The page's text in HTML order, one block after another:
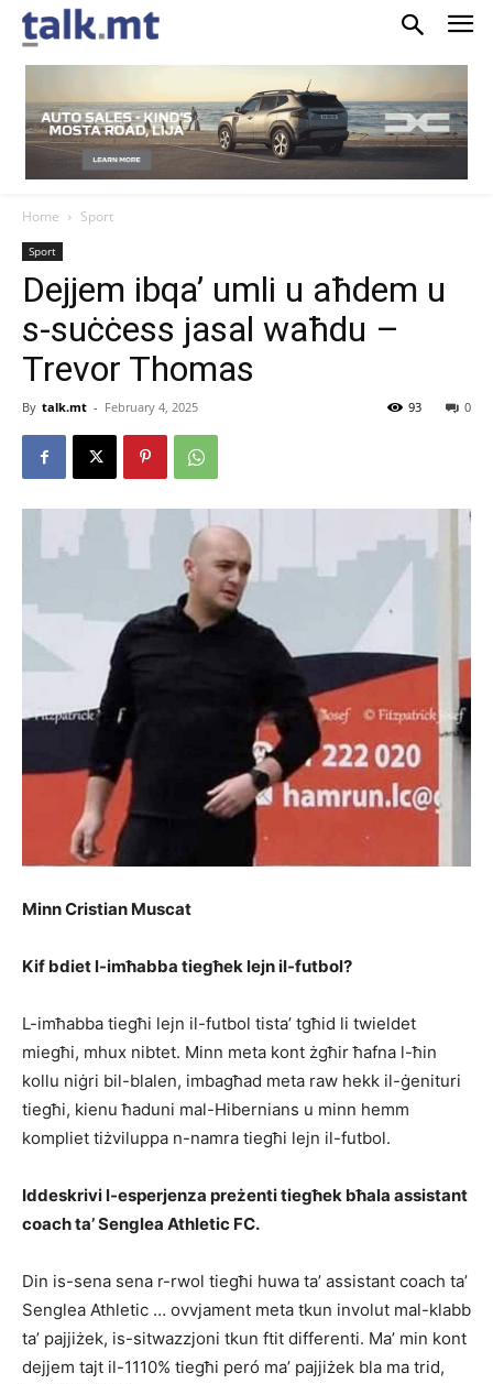
Home Sport
Sport
Dejjem ibqa’ umli u aħdem u
s-suċċess jasal waħdu –
Trevor Thomas
By talk.mt - February 4, 2025 0
93
Minn Cristian Muscat
Kif bdiet l-imħabba tiegħek lejn il-futbol?
L-imħabba tiegħi lejn il-futbol tista’ tgħid li twieldet
miegħi, mhux nibtet. Minn meta kont żgħir ħafna l-ħin
kollu niġri bil-blalen, imbagħad meta raw hekk il-ġenituri
tiegħi, kienu ħaduni mal-Hibernians u minn hemm
kompliet tiżviluppa n-namra tiegħi lejn il-futbol.
Iddeskrivi l-esperjenza preżenti tiegħek bħala assistant
coach ta’ Senglea Athletic FC.
Din is-sena sena r-rwol tiegħi huwa ta’ assistant coach ta’
Senglea Athletic … ovvjament meta tkun involut mal-klabb
ta’ pajjiżek, is-sitwazzjoni tkun ftit differenti. Ma’ min kont
dejjem tajt il-1110% tiegħi peró ma’ pajjiżek bla ma trid,